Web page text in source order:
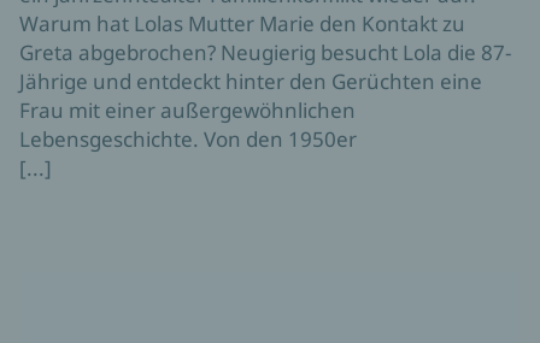
Warum hat Lolas Mutter Marie den Kontakt zu
Greta abgebrochen? Neugierig besucht Lola die 87-
Jährige und entdeckt hinter den Gerüchten eine
Frau mit einer außergewöhnlichen
Lebensgeschichte. Von den 1950er
[...]